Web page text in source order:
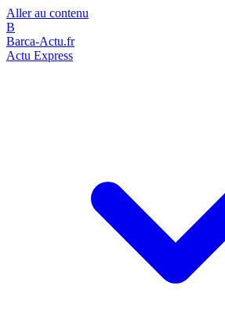
Aller au contenu
B
Barca-Actu.fr
Actu Express